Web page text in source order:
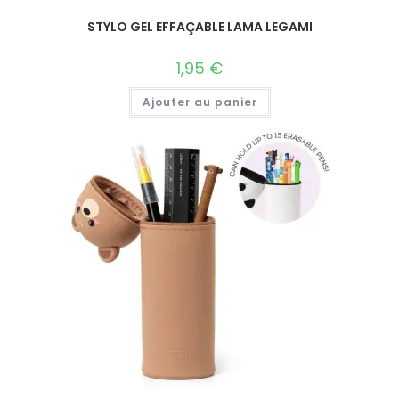
STYLO GEL EFFAÇABLE LAMA LEGAMI
1,95 €
Ajouter au panier